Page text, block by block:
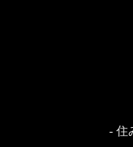
- 住